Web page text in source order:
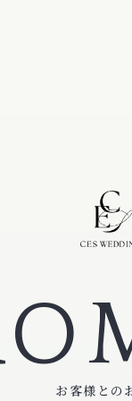
お客様との